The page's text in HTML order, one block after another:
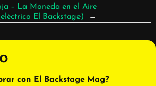
– La Moneda en el Aire
El Backstage)
→
con El Backstage Mag?